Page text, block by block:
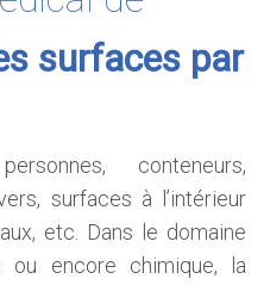
surfaces par
conteneurs,
surfaces à l’intérieur
etc. Dans le domaine
ou encore chimique, la